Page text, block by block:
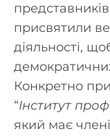
присвятили
діяльності,
Конкретно
“Інститут
який має